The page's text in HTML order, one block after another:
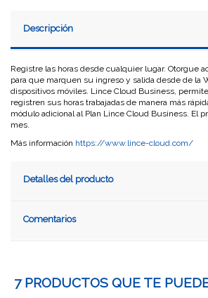
Descripción
Registre las horas desde cualquier lugar. Otorgue
para que marquen su ingreso y salida desde de la
dispositivos móviles. Lince Cloud Business,
registren sus horas trabajadas de manera más
módulo adicional al Plan Lince Cloud Business. El
mes.
Más información https://www.lince-cloud.com/
Detalles del producto
Comentarios
7 PRODUCTOS QUE TE